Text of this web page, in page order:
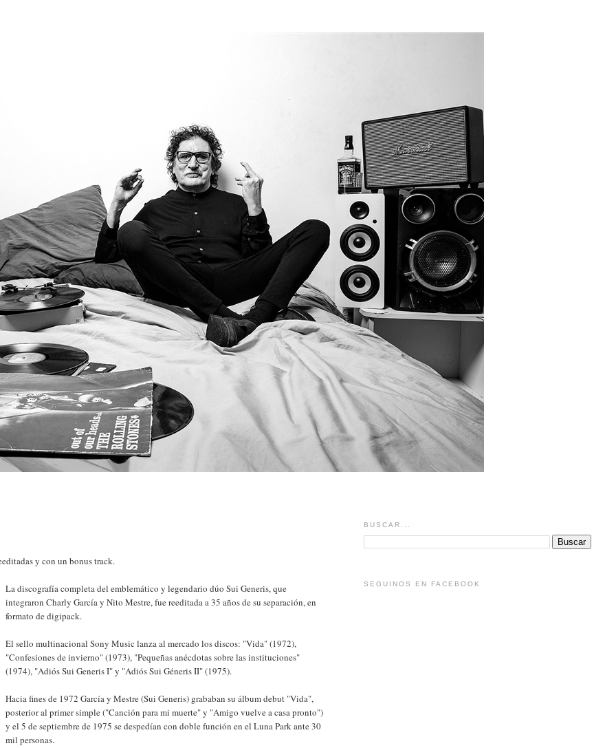
y con un bonus track.
La discografía completa del emblemático y legendario dúo Sui Generis, que
integraron Charly García y Nito Mestre, fue reeditada a 35 años de su separación, en
formato de digipack.
El sello multinacional Sony Music lanza al mercado los discos: "Vida" (1972),
"Confesiones de invierno" (1973), "Pequeñas anécdotas sobre las instituciones"
(1974), "Adiós Sui Generis I" y "Adiós Sui Géneris II" (1975).
Hacia fines de 1972 García y Mestre (Sui Generis) grababan su álbum debut "Vida",
posterior al primer simple ("Canción para mi muerte" y "Amigo vuelve a casa pronto")
y el 5 de septiembre de 1975 se despedían con doble función en el Luna Park ante 30
mil personas.
BUSCAR...
SEGUINOS EN FACEBOOK